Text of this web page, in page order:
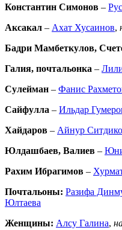
Константин Симонов –
Аксакал – Ахат Хусаинов,
Бадри Мамбеткулов,
Галия, почтальонка –
Сулейман – Фанис
Сайфулла – Ильдар
Хайдаров – Айнур
Юлдашбаев, Валиев –
Рахим Ибрагимов –
Почтальоны: Разифа
Юлтаева
Женщины: Алсу Галина,